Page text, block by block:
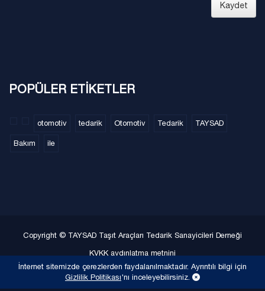
Kaydet
POPÜLER ETİKETLER
otomotiv tedarik Otomotiv Tedarik TAYSAD
Bakım ile
Copyright © TAYSAD Taşıt Araçları Tedarik Sanayicileri Derneği
KVKK aydınlatma metnini
Gizlilik Politikası
Site Haritası
İnternet sitemizde çerezlerden faydalanılmaktadır. Ayrıntılı bilgi için
Gizlilik Politikası'nı inceleyebilirsiniz.